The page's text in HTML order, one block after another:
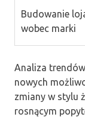
Budowanie
wobec marki
Analiza
nowych
zmiany w stylu
rosnącym